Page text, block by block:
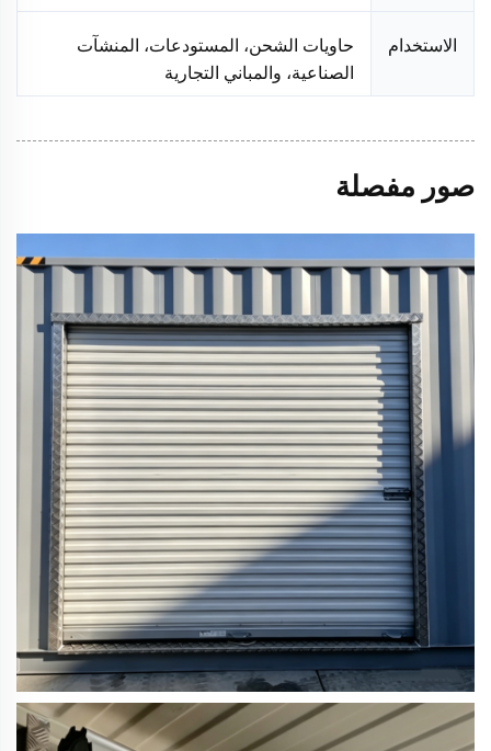
الاستخدام
حاويات الشحن، المستودعات، المنشآت
الصناعية، والمباني التجارية
صور مفصلة